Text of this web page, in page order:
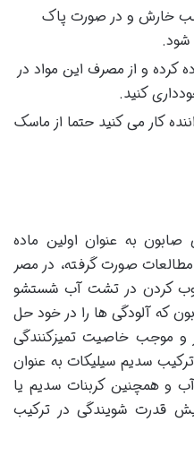
خارش و در صورت پاک
شود.
کرده و از مصرف این مواد در
کنید.
کار می کنید حتما از ماسک
صنعتی صابون به عنوان اولین ماده
صورت گرفته، در مصر
کردن در تشت آب شستشو
که آلودگی ها را در خود حل
و موجب خاصیت تمیزکنندگی
سدیم سیلیکات به عنوان
و همچنین کربنات سدیم یا
قدرت شویندگی در ترکیب